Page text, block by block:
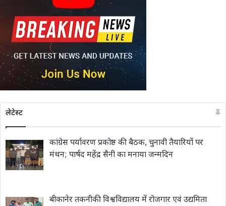
लेटेस्ट
कांग्रेस पर्यावरण प्रकोष्ठ की बैठक, चुनावी तैयारियों पर
मंथन; पार्षद महेंद्र सैनी का मनाया जन्मदिन
बीकानेर तकनीकी विश्वविद्यालय में रोजगार एवं उद्यमिता